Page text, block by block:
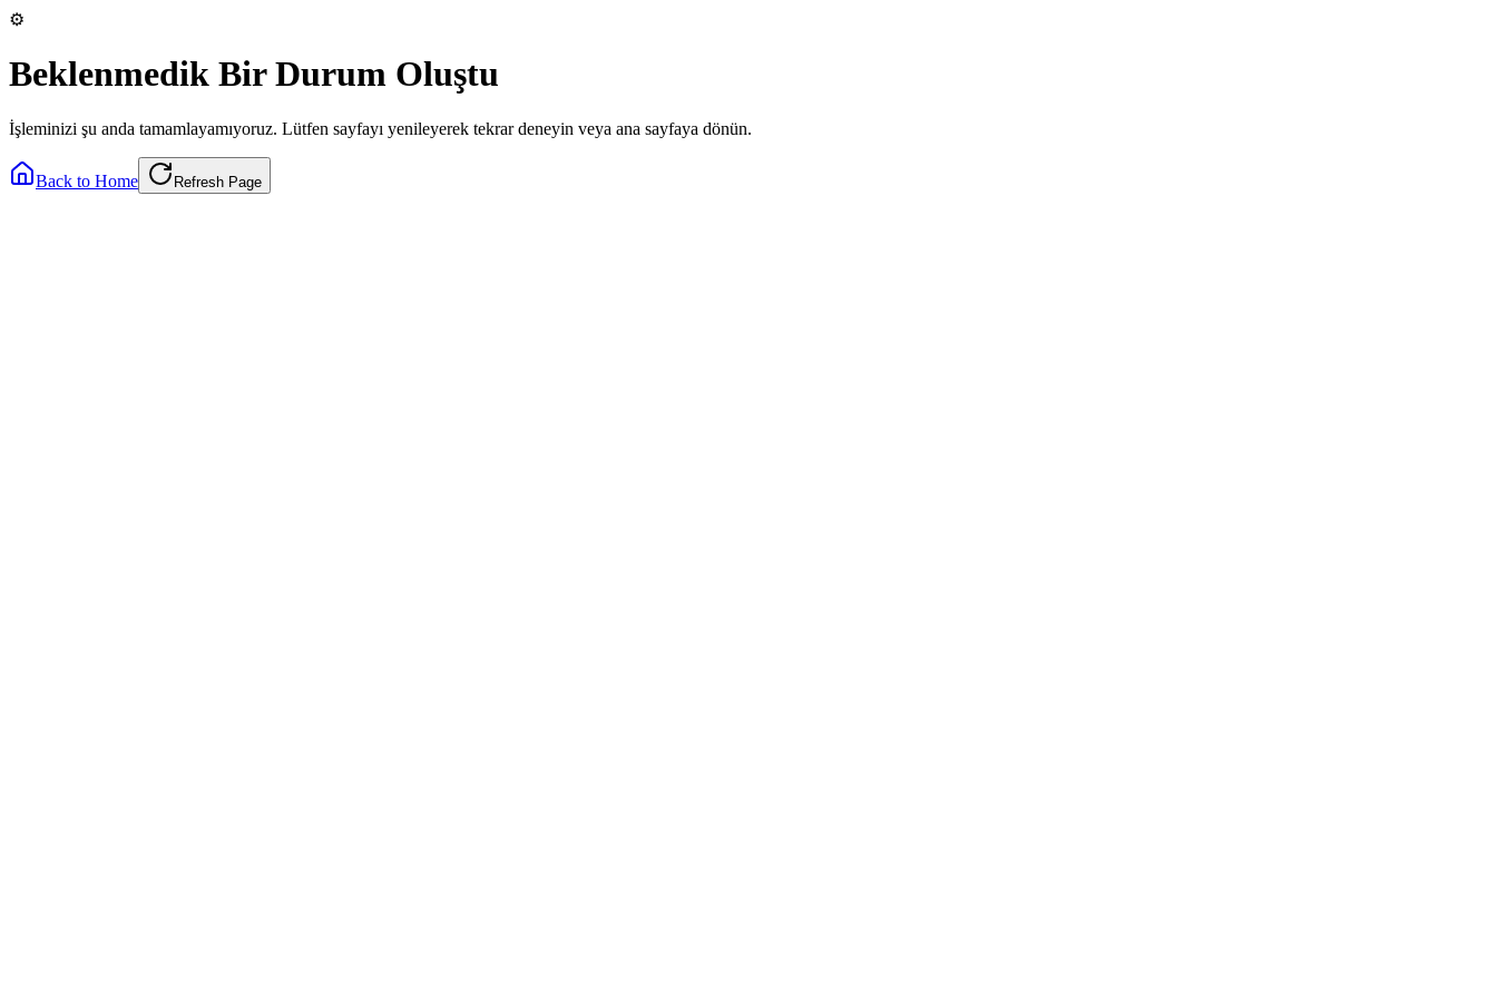
⚙️
Beklenmedik Bir Durum Oluştu
İşleminizi şu anda tamamlayamıyoruz. Lütfen sayfayı yenileyerek tekrar deneyin veya ana sayfaya dönün.
Back to Home Refresh Page